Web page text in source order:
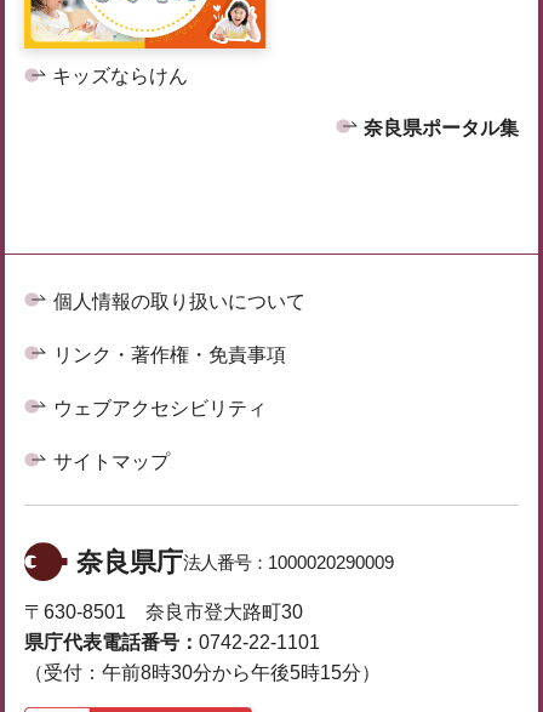
キッズならけん
奈良県ポータル集
個人情報の取り扱いについて
リンク・著作権・免責事項
ウェブアクセシビリティ
サイトマップ
奈良県庁法人番号： 1000020290009
〒630-8501 奈良市登大路町30
県庁代表電話番号： 0742-22-1101
（受付：午前8時30分から午後5時15分）